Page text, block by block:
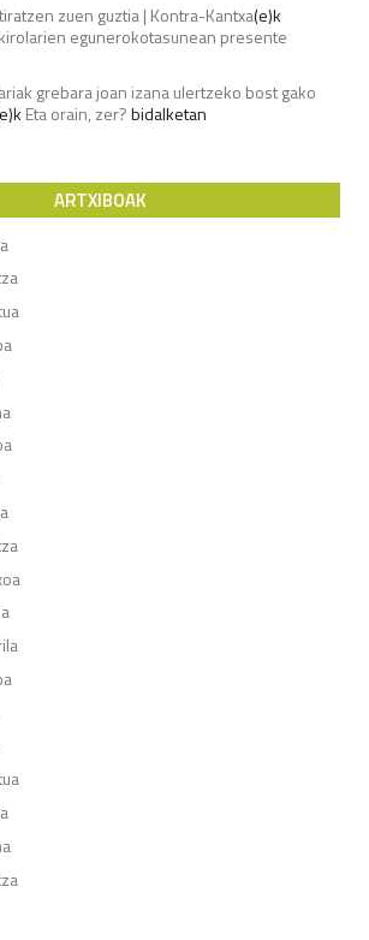
zuen guztia | Kontra-Kantxa(e)k
egunerokotasunean presente
grebara joan izana ulertzeko bost gako
Eta orain, zer?bidalketan
ARTXIBOAK